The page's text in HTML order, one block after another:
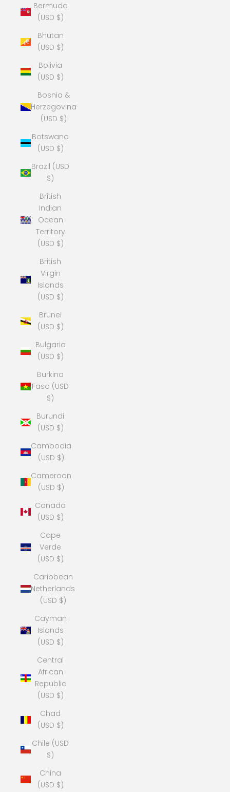
Bermuda
(USD $)
Bhutan
(USD $)
Bolivia
(USD $)
Bosnia &
Herzegovina
(USD $)
Botswana
(USD $)
Brazil (USD
$)
British
Indian
Ocean
Territory
(USD $)
British
Virgin
Islands
(USD $)
Brunei
(USD $)
Bulgaria
(USD $)
Burkina
Faso (USD
$)
Burundi
(USD $)
Cambodia
(USD $)
Cameroon
(USD $)
Canada
(USD $)
Cape
Verde
(USD $)
Caribbean
Netherlands
(USD $)
Cayman
Islands
(USD $)
Central
African
Republic
(USD $)
Chad
(USD $)
Chile (USD
$)
China
(USD $)